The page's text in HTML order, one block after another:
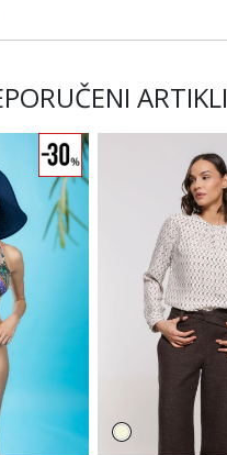
ARTIKLI